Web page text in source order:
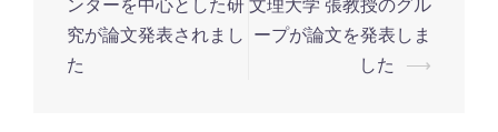
ンターを中心とした研
究が論文発表されまし
た
文理大学 張教授のグル
ープが論文を発表しま
した
⟶